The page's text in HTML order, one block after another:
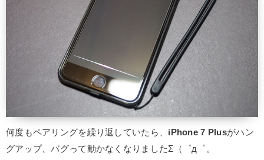
何度もペアリングを繰り返していたら、 iPhone 7 Plusがハン
グアップ、バグって動かなくなりましたΣ（゜д゜。